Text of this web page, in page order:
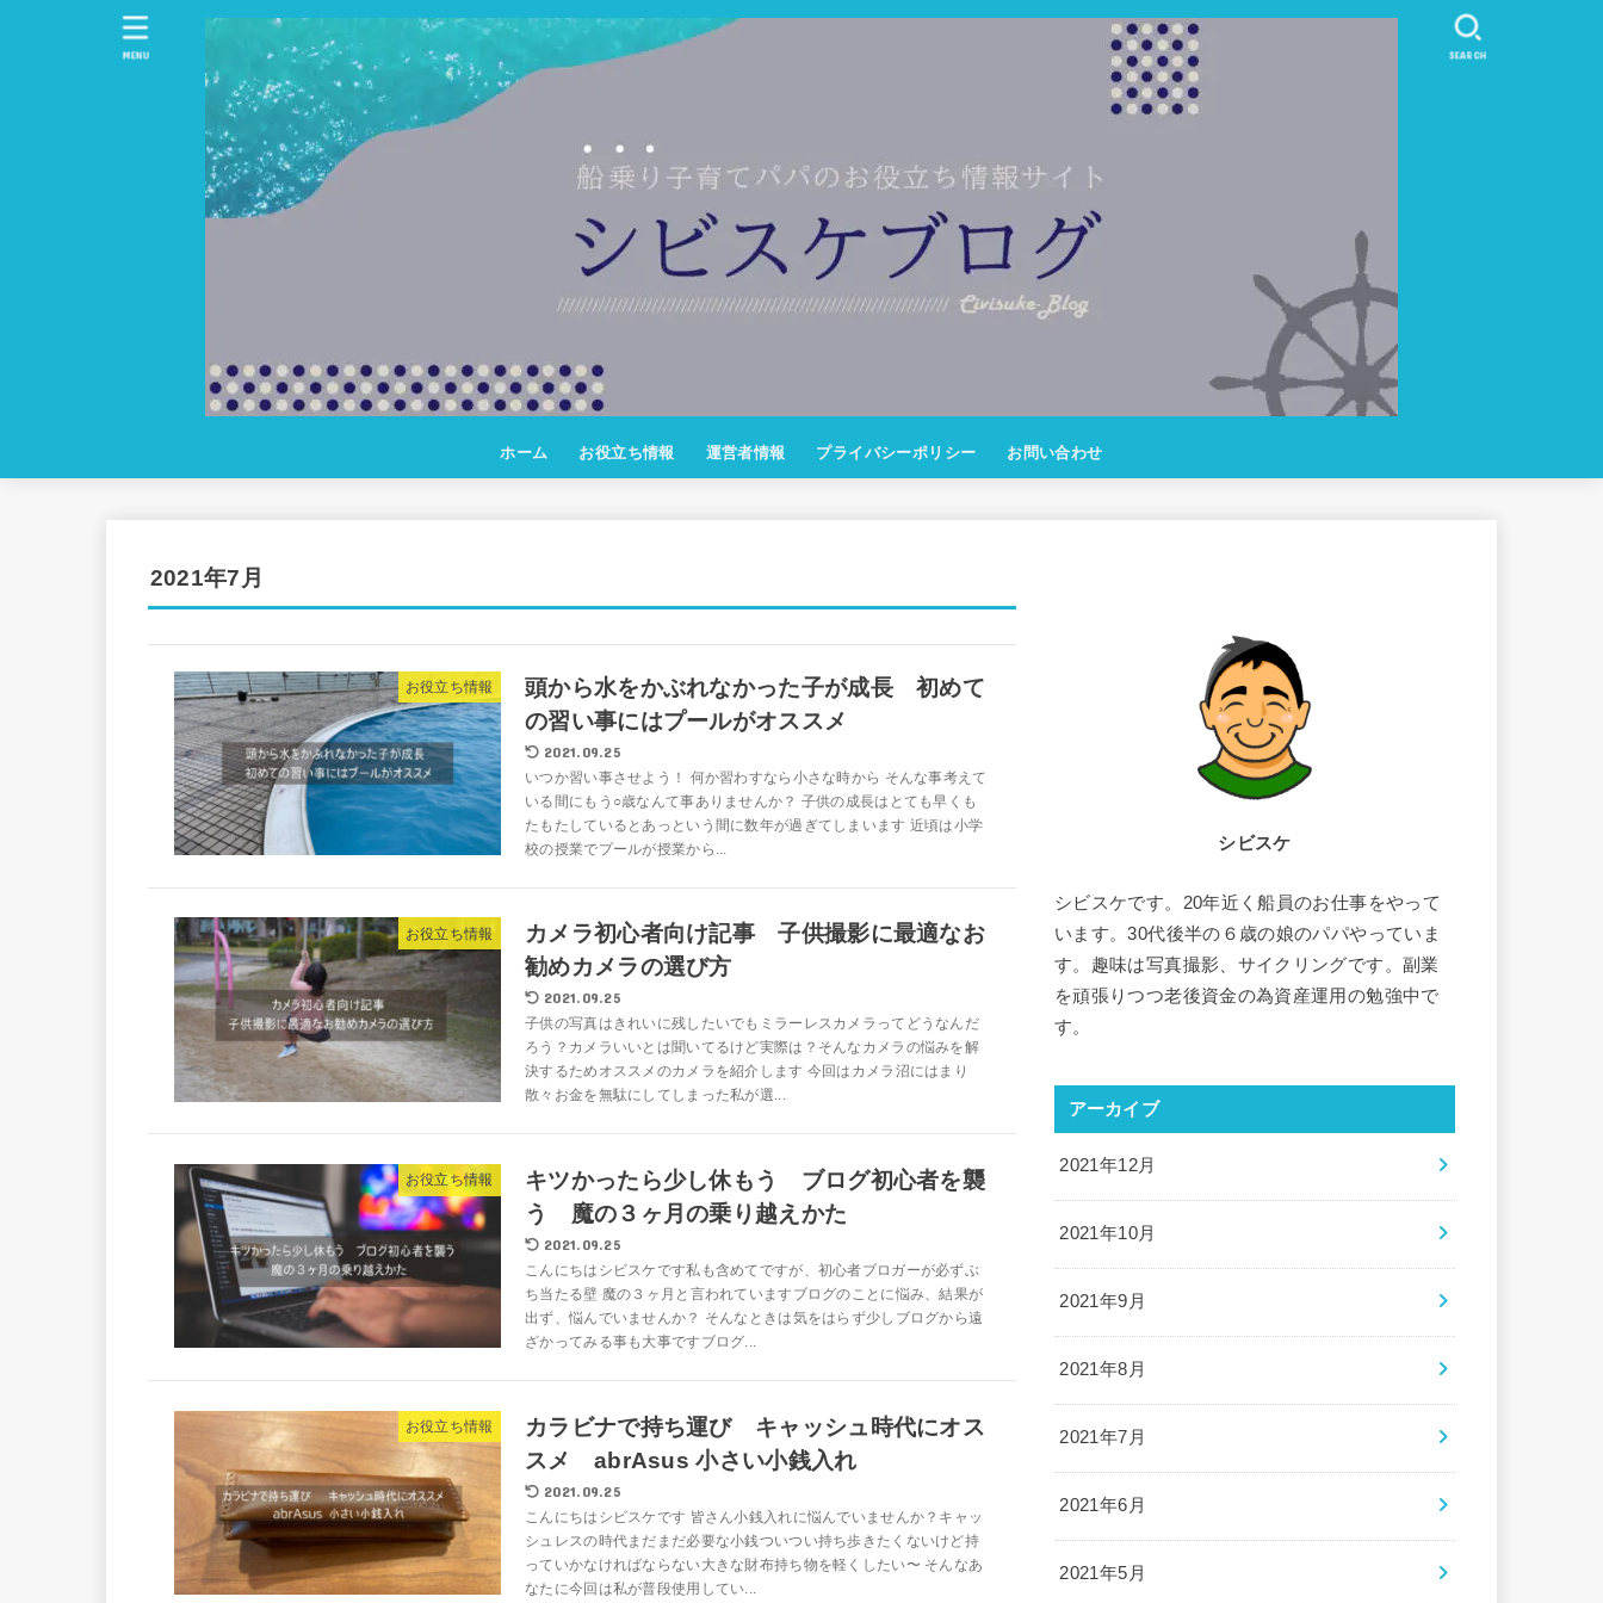
ホーム お役立ち情報 運営者情報 プライバシーポリシー お問い合わせ
SEARCH
MENU
2021年7月
お役立ち情報
頭から水をかぶれなかった子が成長 初めて
の習い事にはプールがオススメ
2021.09.25
いつか習い事させよう！ 何か習わすなら小さな時から そんな事考えて
いる間にもう○歳なんて事ありませんか？ 子供の成長はとても早くも
たもたしているとあっという間に数年が過ぎてしまいます 近頃は小学
校の授業でプールが授業から...
お役立ち情報
カメラ初心者向け記事 子供撮影に最適なお
勧めカメラの選び方
2021.09.25
子供の写真はきれいに残したいでもミラーレスカメラってどうなんだ
ろう？カメラいいとは聞いてるけど実際は？そんなカメラの悩みを解
決するためオススメのカメラを紹介します 今回はカメラ沼にはまり
散々お金を無駄にしてしまった私が選...
お役立ち情報
キツかったら少し休もう ブログ初心者を襲
う 魔の３ヶ月の乗り越えかた
2021.09.25
こんにちはシビスケです私も含めてですが、初心者ブロガーが必ずぶ
ち当たる壁 魔の３ヶ月と言われていますブログのことに悩み、結果が
出ず、悩んでいませんか？ そんなときは気をはらず少しブログから遠
ざかってみる事も大事ですブログ...
お役立ち情報
カラビナで持ち運び キャッシュ時代にオス
スメ abrAsus 小さい小銭入れ
2021.09.25
こんにちはシビスケです 皆さん小銭入れに悩んでいませんか？キャッ
シュレスの時代まだまだ必要な小銭ついつい持ち歩きたくないけど持
っていかなければならない大きな財布持ち物を軽くしたい〜 そんなあ
なたに今回は私が普段使用してい...
シビスケ
シビスケです。20年近く船員のお仕事をやって
います。30代後半の６歳の娘のパパやっていま
す。趣味は写真撮影、サイクリングです。副業
を頑張りつつ老後資金の為資産運用の勉強中で
す。
アーカイブ
2021年12月
2021年10月
2021年9月
2021年8月
2021年7月
2021年6月
2021年5月